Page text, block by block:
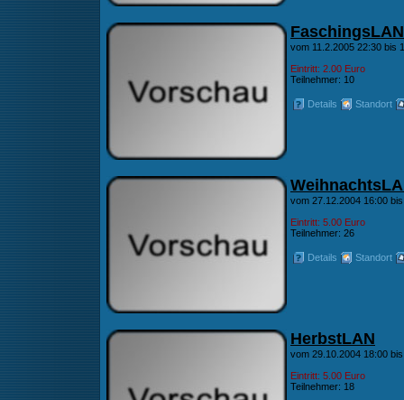
FaschingsLAN
vom 11.2.2005 22:30 bis
Eintritt: 2.00 Euro
Teilnehmer: 10
Details Standort
vom 27.12.2004 16:00
Eintritt: 5.00 Euro
Teilnehmer: 26
Details Standort
HerbstLAN
vom 29.10.2004 18:00
Eintritt: 5.00 Euro
Teilnehmer: 18